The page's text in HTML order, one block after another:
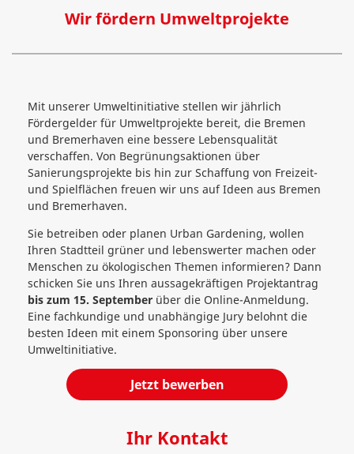
Wir fördern Umweltprojekte
Mit unserer Umweltinitiative stellen wir jährlich
Fördergelder für Umweltprojekte bereit, die Bremen
und Bremerhaven eine bessere Lebensqualität
verschaffen. Von Begrünungsaktionen über
Sanierungsprojekte bis hin zur Schaffung von Freizeit-
und Spielflächen freuen wir uns auf Ideen aus Bremen
und Bremerhaven.
Sie betreiben oder planen Urban Gardening, wollen
Ihren Stadtteil grüner und lebenswerter machen oder
Menschen zu ökologischen Themen informieren? Dann
schicken Sie uns Ihren aussagekräftigen Projektantrag
bis zum 15. September über die Online-Anmeldung.
Eine fachkundige und unabhängige Jury belohnt die
besten Ideen mit einem Sponsoring über unsere
Umweltinitiative.
Jetzt bewerben
Ihr Kontakt